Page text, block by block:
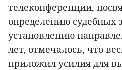
телеконференции,
определению судебных
установлению
лет, отмечалось, что
приложил усилия для